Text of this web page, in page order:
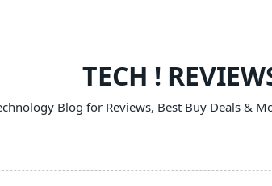
TECH !
Blog for Reviews, Best Buy Deals &